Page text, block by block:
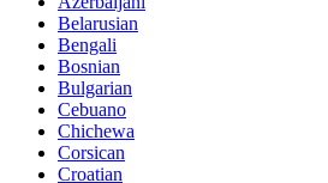
Belarusian
Bengali
Bosnian
Bulgarian
Cebuano
Chichewa
Corsican
Croatian